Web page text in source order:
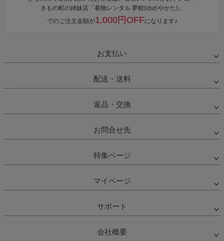
きもの町の姉妹店「着物レンタル 夢館(ゆめやかた)」
でのご注文金額が1,000円OFFになります♪
お支払い
配送・送料
返品・交換
お問合せ先
特集ページ
マイページ
サポート
会社概要